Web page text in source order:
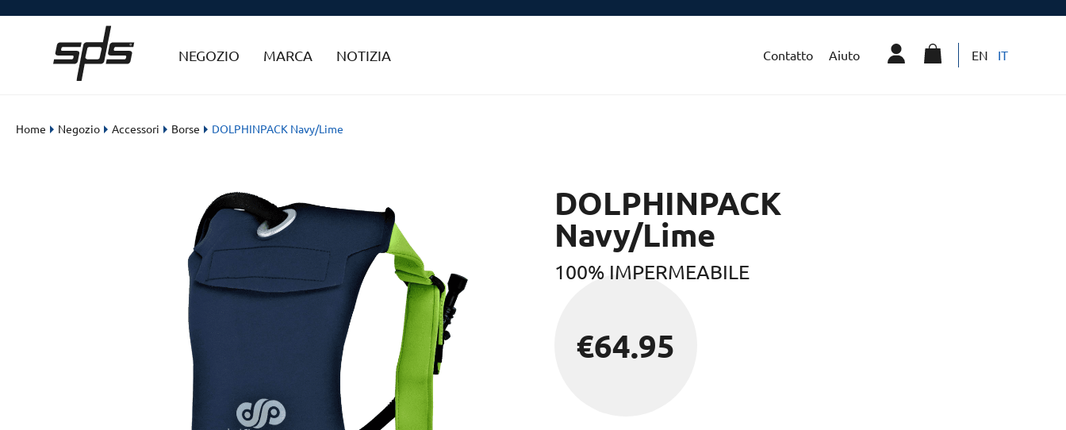
NEGOZIO MARCA NOTIZIA Contatto Aiuto EN IT
Home Negozio Accessori Borse DOLPHINPACK Navy/Lime
DOLPHINPACK
Navy/Lime
100% IMPERMEABILE
€64.95